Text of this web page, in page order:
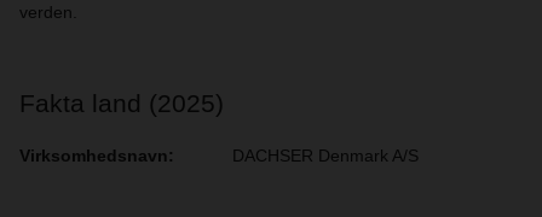
verden.
Fakta land (2025)
Virksomhedsnavn: DACHSER Denmark A/S